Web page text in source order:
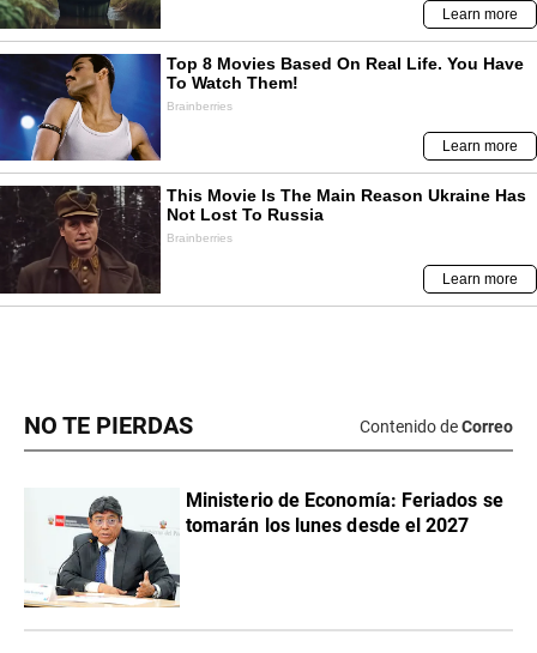
NO TE PIERDAS Contenido deCorreo
Ministerio de Economía: Feriados se
tomarán los lunes desde el 2027